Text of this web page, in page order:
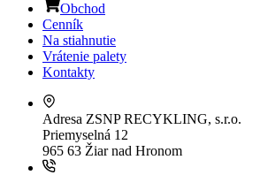
Obchod
Cenník
Na stiahnutie
Vrátenie palety
Kontakty
Adresa ZSNP RECYKLING, s.r.o.
Priemyselná 12
965 63 Žiar nad Hronom